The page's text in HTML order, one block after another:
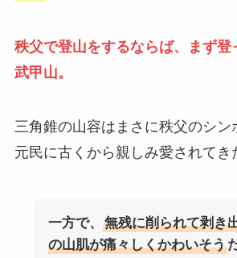
秩父で登山をするならば、まず登
武甲山。
三角錐の山容はまさに秩父のシン
元民に古くから親しみ愛されてき
一方で、
無残に削られて剥き
の山肌が痛々しくかわいそう